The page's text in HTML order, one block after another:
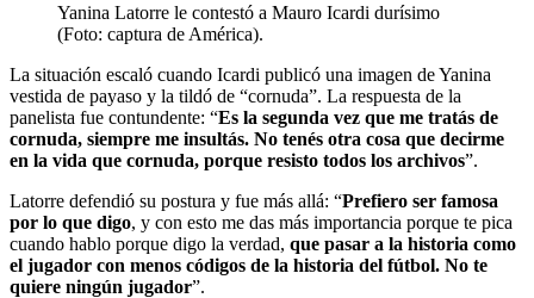
Yanina Latorre le contestó a Mauro Icardi durísimo
(Foto: captura de América).
La situación escaló cuando Icardi publicó una imagen de Yanina
vestida de payaso y la tildó de “cornuda”. La respuesta de la
panelista fue contundente: “Es la segunda vez que me tratás de
cornuda, siempre me insultás. No tenés otra cosa que decirme
en la vida que cornuda, porque resisto todos los archivos”.
Latorre defendió su postura y fue más allá: “Prefiero ser famosa
por lo que digo, y con esto me das más importancia porque te pica
cuando hablo porque digo la verdad, que pasar a la historia como
el jugador con menos códigos de la historia del fútbol. No te
quiere ningún jugador”.